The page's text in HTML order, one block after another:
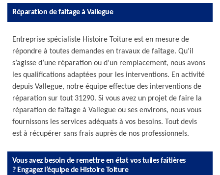
Réparation de faitage à Vallegue
Entreprise spécialiste Histoire Toiture est en mesure de
répondre à toutes demandes en travaux de faîtage. Qu’il
s’agisse d’une réparation ou d’un remplacement, nous avons
les qualifications adaptées pour les interventions. En activité
depuis Vallegue, notre équipe effectue des interventions de
réparation sur tout 31290. Si vous avez un projet de faire la
réparation de faîtage à Vallegue ou ses environs, nous vous
fournissons les services adéquats à vos besoins. Tout devis
est à récupérer sans frais auprès de nos professionnels.
Vous avez besoin de remettre en état vos tuiles faîtières
? Engagez l’équipe de Histoire Toiture